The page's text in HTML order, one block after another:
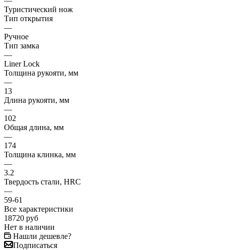
Туристический нож
Тип открытия
—
Ручное
Тип замка
—
Liner Lock
Толщина рукояти, мм
—
13
Длина рукояти, мм
—
102
Общая длина, мм
—
174
Толщина клинка, мм
—
3.2
Твердость стали, HRC
—
59-61
Все характеристики
18720 руб
Нет в наличии
Нашли дешевле?
Подписаться